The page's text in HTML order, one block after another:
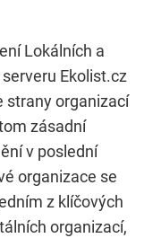
Lokálních a
Ekolist.cz
strany organizací
zásadní
v poslední
organizace se
z klíčových
organizací,